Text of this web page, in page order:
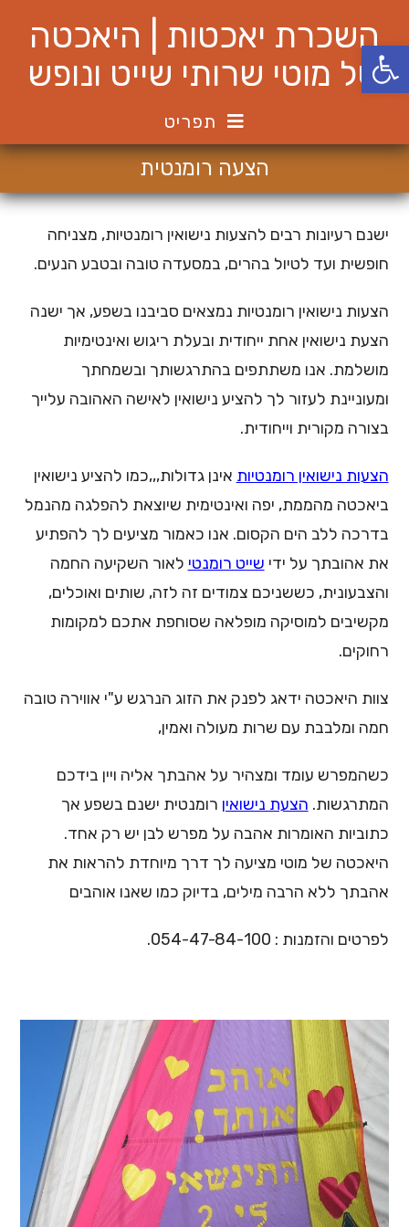
פתח סרגל נגישות
contentהשכרת יאכטות | היאכטה
של מוטי שרותי שייט ונופש
תפריט
הצעה רומנטית
ישנם רעיונות רבים להצעות נישואין רומנטיות, מצניחה
חופשית ועד לטיול בהרים, במסעדה טובה ובטבע הנעים.
הצעות נישואין רומנטיות נמצאים סביבנו בשפע, אך ישנה
הצעת נישואין אחת ייחודית ובעלת ריגוש ואינטימיות
מושלמת. אנו משתתפים בהתרגשותך ובשמחתך
ומעוניינת לעזור לך להציע נישואין לאישה האהובה עלייך
בצורה מקורית וייחודית.
הצעות נישואין רומנטיות אינן גדולות,,,כמו להציע נישואין
ביאכטה מהממת, יפה ואינטימית שיוצאת להפלגה מהנמל
בדרכה ללב הים הקסום. אנו כאמור מציעים לך להפתיע
את אהובתך על ידי שייט רומנטי לאור השקיעה החמה
והצבעונית, כששניכם צמודים זה לזה, שותים ואוכלים,
מקשיבים למוסיקה מופלאה שסוחפת אתכם למקומות
רחוקים.
צוות היאכטה ידאג לפנק את הזוג הנרגש ע"י אווירה טובה
חמה ומלבבת עם שרות מעולה ואמין,
כשהמפרש עומד ומצהיר על אהבתך אליה ויין בידכם
המתרגשות. הצעת נישואין רומנטית ישנם בשפע אך
כתוביות האומרות אהבה על מפרש לבן יש רק אחד.
היאכטה של מוטי מציעה לך דרך מיוחדת להראות את
אהבתך ללא הרבה מילים, בדיוק כמו שאנו אוהבים
לפרטים והזמנות : 054-47-84-100.